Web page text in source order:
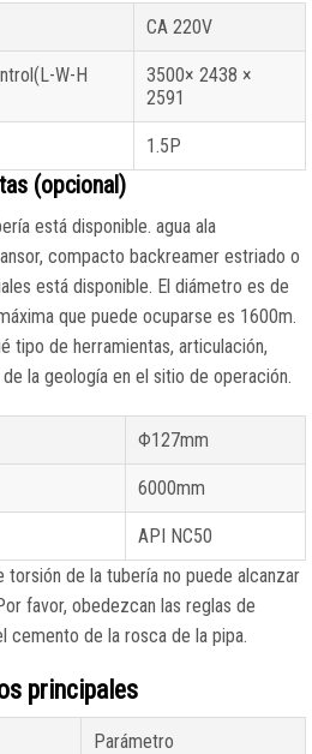
CA 220V
W-H
3500× 2438 ×
2591
1.5P
(opcional)
está disponible. agua ala
compacto backreamer estriado o
está disponible. El diámetro es de
que puede ocuparse es 1600m.
tipo de herramientas, articulación,
la geología en el sitio de operación.
Φ127mm
6000mm
API NC50
de la tubería no puede alcanzar
favor, obedezcan las reglas de
cemento de la rosca de la pipa.
principales
Parámetro